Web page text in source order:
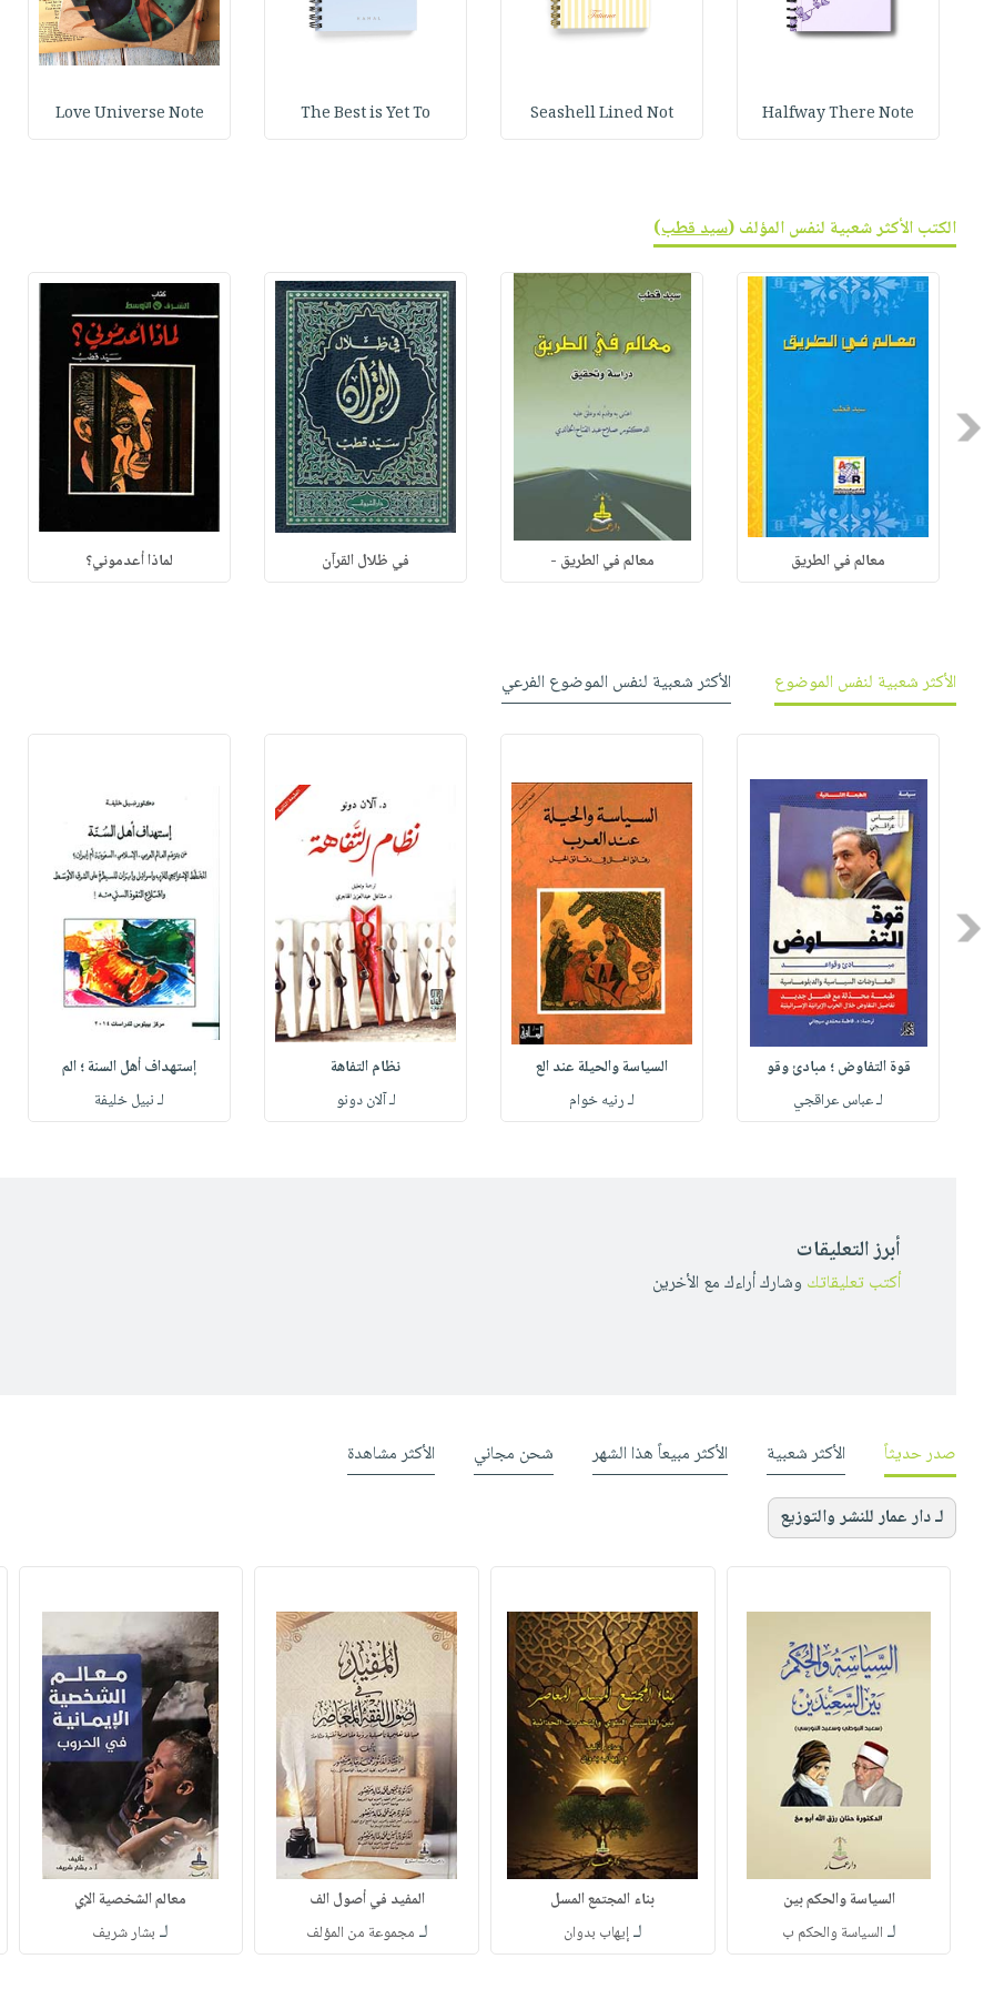
Halfway There Note
Seashell Lined Not
The Best is Yet To
Love Universe Note
الكتب الأكثر شعبية لنفس المؤلف (سيد قطب)
Previous
معالم في الطريق معالم في الطريق - في ظلال القرآن لماذا أعدموني؟
الأكثر شعبية لنفس الموضوع الأكثر شعبية لنفس الموضوع الفرعي
Previous
قوة التفاوض ؛ مبادئ وقو
لـ عباس عراقجي
السياسة والحيلة عند الع
لـ رنيه خوام
نظام التفاهة
لـ آلان دونو
إستهداف أهل السنة ؛ الم
لـ نبيل خليفة
أبرز التعليقات
أكتب تعليقاتك وشارك أراءك مع الأخرين
صدر حديثاً الأكثر شعبية الأكثر مبيعاً هذا الشهر شحن مجاني الأكثر مشاهدة
لـ دار عمار للنشر والتوزيع
السياسة والحكم بين
لـ السياسة والحكم ب
بناء المجتمع المسل
لـإيهاب بدوان
المفيد في أصول الف
لـ مجموعة من المؤلف
معالم الشخصية الإي
لـ بشار شريف